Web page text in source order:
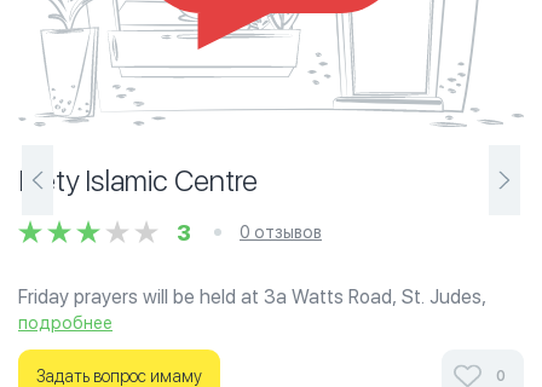
Piety Islamic Centre
3 0 отзывов
Friday prayers will be held at 3a Watts Road, St. Judes,
Plymouth, PL4 8SE. Five daily prayers are being held at: 67
Ebrington Street, Plymouth, PL4 9AQ.
подробнее
Задать вопрос имаму 0